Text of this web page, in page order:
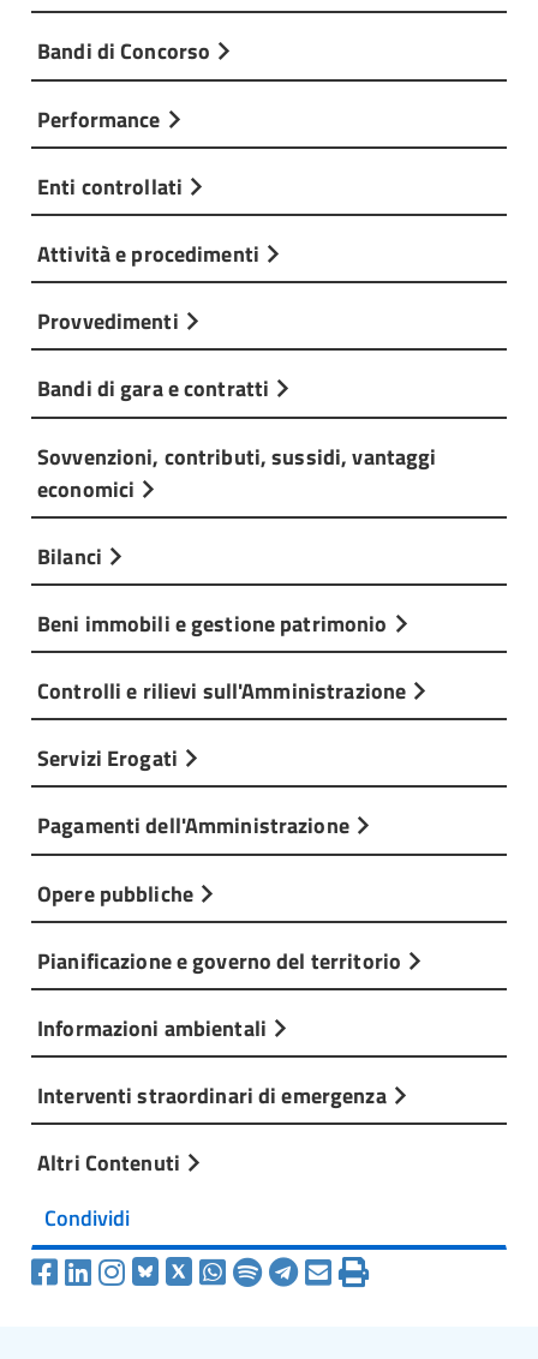
Bandi di Concorso
Performance
Enti controllati
Attività e procedimenti
Provvedimenti
Bandi di gara e contratti
Sovvenzioni, contributi, sussidi, vantaggi
economici
Bilanci
Beni immobili e gestione patrimonio
Controlli e rilievi sull'Amministrazione
Servizi Erogati
Pagamenti dell'Amministrazione
Opere pubbliche
Pianificazione e governo del territorio
Informazioni ambientali
Interventi straordinari di emergenza
Altri Contenuti
Condividi